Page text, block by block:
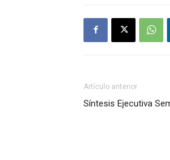
Artículo anterior
Síntesis Ejecutiva